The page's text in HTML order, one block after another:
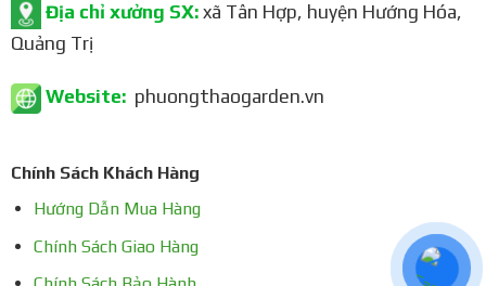
Địa chỉ xưởng SX:xã Tân Hợp, huyện Hướng Hóa,
Quảng Trị
Website:phuongthaogarden.vn
Chính Sách Khách Hàng
Hướng Dẫn Mua Hàng
Chính Sách Giao Hàng